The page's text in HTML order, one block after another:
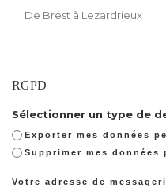
De Brest à Lezardrieux
RGPD
Sélectionner un type de
Exporter mes données
Supprimer mes données
Votre adresse de